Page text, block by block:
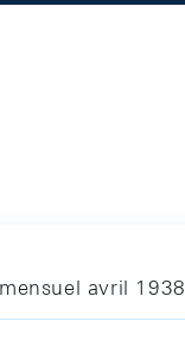
avril 1938